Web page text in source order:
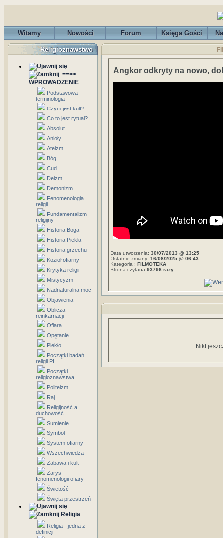
Witamy Nowości Forum Księga Gości
Religioznawstwo
==>>
WPROWADZENIE
Podstawowa
terminologia
Czym jest kult?
Co to jest rytuał?
Absolut
Anioły
Ateizm
Bóg
Cud
Deizm
Demonizm
Fenomenologia
religii
Fundamentalizm
religijny
Historia Boga
Historia Piekła
Historia grzechu
Kozioł ofiarny
Krytyka religii
Mistycyzm
Nadnaturalna moc
Objawienia
Oblicza
reinkarnacji
Ofiara
Opętanie
Piekło
Początki badań
religii PL
Początki
religioznawstwa
Politeizm
Raj
Religijność a
duchowość
Sumienie
Symbol
System ofiarny
Wszechwiedza
Zabawa i kult
Zarys
fenomenologii ofiary
Świetość
Święta przestrzeń
Religia
Religia - jedna z
definicji
Angkor odkryty na nowo,
Data utworzenia: 30/07/2013 @ 13:25
Ostatnie zmiany: 16/08/2025 @ 06:43
Kategoria : FILMOTEKA
Strona czytana 93796 razy
Nikt